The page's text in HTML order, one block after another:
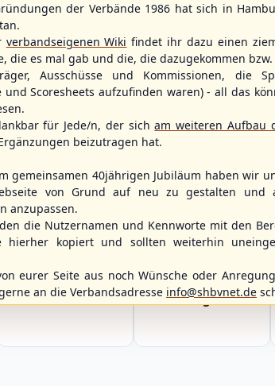
Box-Score
2026 - Group
WBSC Europe
11:30 Uhr(€) Box-Score
Switzerland vs. Israel
U-23 Baseball European
Championship B Pool 2026 - Group
Spain
Fehmarn Islanders Flensburg Baltics
der Verbände 1986 hat sich in
verbandseigenen Wiki findet ihr dazu einen
die es mal gab und die, die dazugekommen
Ausschüsse und Kommissionen, die
und Scoresheets aufzufinden waren) - all das
für Jede/n, der sicham weiteren Aufbau
beizutragen hat.
gemeinsamen 40jährigen Jubiläum haben wir
von Grund auf neu zu gestalten und
anzupassen.
die Nutzernamen und Kennworte mit den
hierher kopiert und sollten weiterhin
eurer Seite aus noch Wünsche oder
an die Verbandsadresse info@shbvnet.de